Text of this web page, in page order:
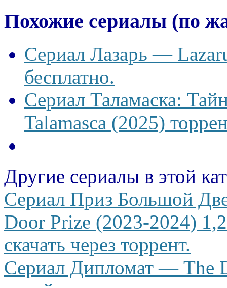
Похожие сериалы (по
Сериал Лазарь —
бесплатно.
Сериал Таламаска:
Talamasca (2025)
Другие сериалы в этой
Сериал Приз Большой
Door Prize (2023-2024)
скачать через торрент.
Сериал Дипломат — The